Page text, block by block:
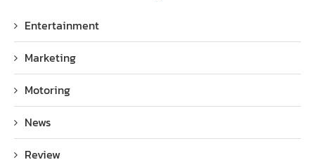
Entertainment
Marketing
Motoring
News
Review